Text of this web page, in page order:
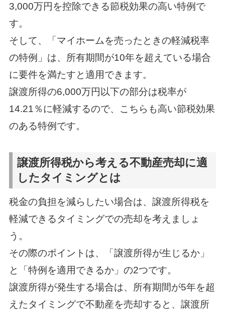
3,000万円を控除できる節税効果の高い特例で
す。
そして、「マイホームを売ったときの軽減税率
の特例」は、所有期間が10年を超えている場合
に要件を満たすと適用できます。
譲渡所得の6,000万円以下の部分は税率が
14.21％に軽減するので、こちらも高い節税効果
のある特例です。
譲渡所得税から考える不動産売却に適
したタイミングとは
税金の負担を減らしたい場合は、譲渡所得税を
軽減できるタイミングでの売却を考えましょ
う。
その際のポイントは、「譲渡所得が生じるか」
と「特例を適用できるか」の2つです。
譲渡所得が発生する場合は、所有期間が5年を超
えたタイミングで不動産を売却すると、譲渡所